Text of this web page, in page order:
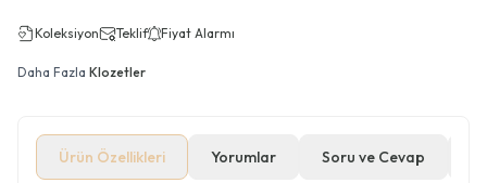
Koleksiyon Teklif Fiyat Alarmı
Daha Fazla Klozetler
Ürün Özellikleri Yorumlar Soru ve Cevap